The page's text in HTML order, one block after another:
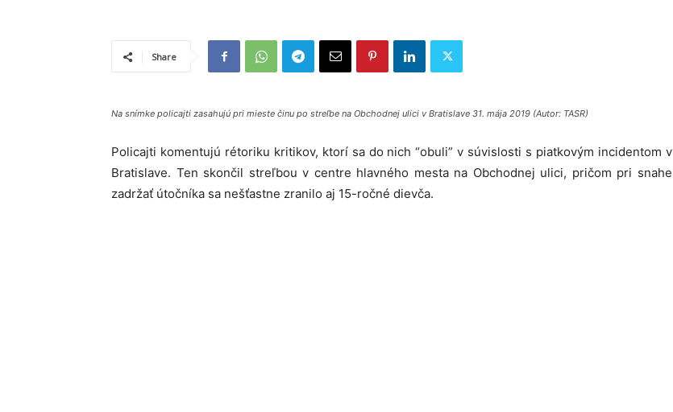
Share
Na snímke policajti zasahujú pri mieste činu po streľbe na Obchodnej ulici v Bratislave 31. mája 2019 (Autor: TASR)
Policajti komentujú rétoriku kritikov, ktorí sa do nich “obuli” v súvislosti s piatkovým incidentom v
Bratislave. Ten skončil streľbou v centre hlavného mesta na Obchodnej ulici, pričom pri snahe
zadržať útočníka sa nešťastne zranilo aj 15-ročné dievča.